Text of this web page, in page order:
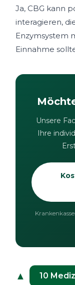
Ja, CBG kann
interagieren,
Enzymsystem
Einnahme
Unsere
Ihre
▲ 10